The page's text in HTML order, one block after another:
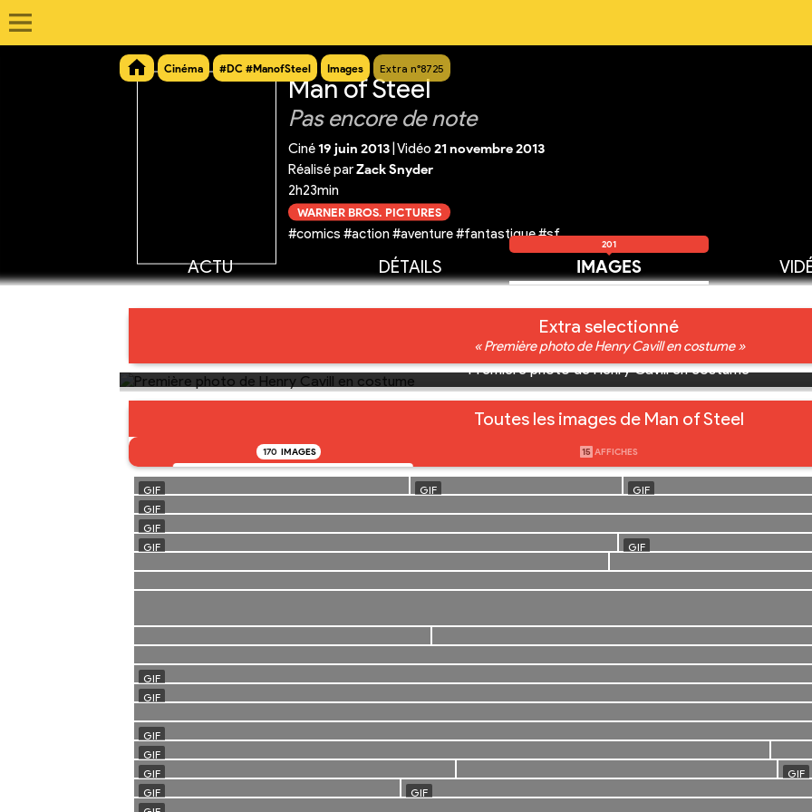
Cinéma #DC #ManofSteel Images Extra n°8725
Man of Steel
Pas encore de note
Ciné19 juin 2013 Vidéo 21 novembre 2013
Réalisé parZack Snyder
2h23min
WARNER BROS. PICTURES
#comics #action #aventure #fantastique #sf
ACTU DÉTAILS IMAGES
201
Extra selectionné
« Première photo de Henry Cavill en costume »
Première photo de Henry Cavill en costume
Toutes les images de Man of Steel
170 IMAGES 15 AFFICHES